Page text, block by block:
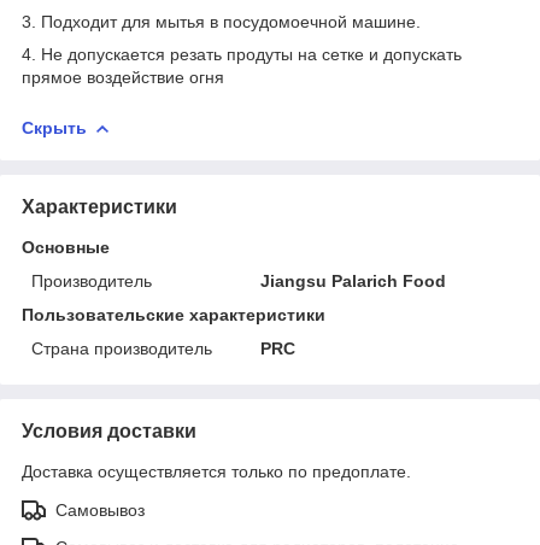
3. Подходит для мытья в посудомоечной машине.
4. Не допускается резать продуты на сетке и допускать
прямое воздействие огня
Скрыть
Характеристики
Основные
Производитель
Jiangsu Palarich Food
Пользовательские характеристики
Страна производитель
PRC
Условия доставки
Доставка осуществляется только по предоплате.
Самовывоз